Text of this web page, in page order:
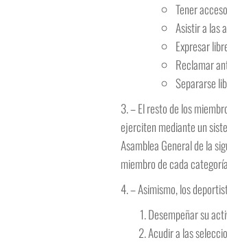
Tener
Asistir a las
Expresar
Reclamar
Separarse
3. – El resto de los
ejerciten mediante un
Asamblea General de la
miembro de cada
4. – Asimismo, los
Desempeñar su
Acudir a las